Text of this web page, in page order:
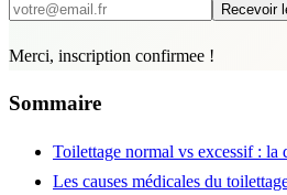
Recevoir
Merci, inscription confirmee !
Sommaire
Toilettage normal vs excessif : la
Les causes médicales du